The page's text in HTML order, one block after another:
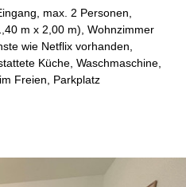
max. 2 Personen,
m x 2,00 m), Wohnzimmer
wie Netflix vorhanden,
Küche, Waschmaschine,
Freien, Parkplatz